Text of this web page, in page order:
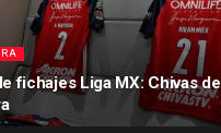
fichajes Liga MX: Chivas de